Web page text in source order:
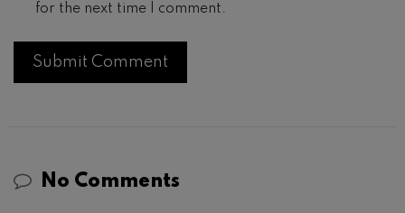
for the next time I comment.
No Comments